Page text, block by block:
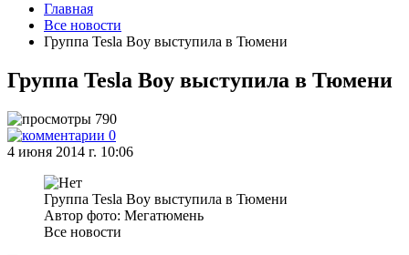
Главная
Все новости
Группа Tesla Boy выступила в Тюмени
Группа Tesla Boy выступила в Тюмени
790
0
4 июня 2014 г. 10:06
Группа Tesla Boy выступила в Тюмени
Автор фото: Мегатюмень
Все новости